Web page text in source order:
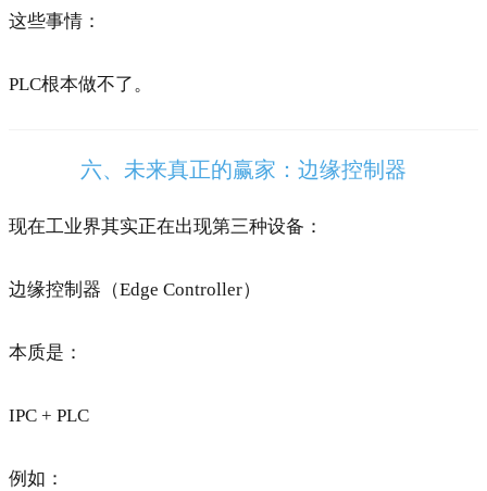
这些事情：
PLC根本做不了。
六、未来真正的赢家：边缘控制器
现在工业界其实正在出现第三种设备：
边缘控制器（Edge Controller）
本质是：
IPC + PLC
例如：